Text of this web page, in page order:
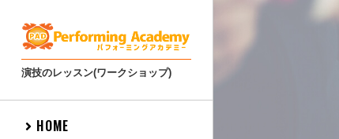
演技のレッスン(ワークショップ)
HOME